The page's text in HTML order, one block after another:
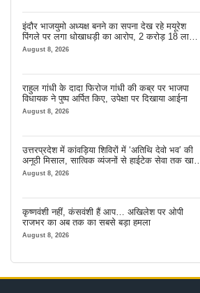
इंदौर भाजयुमो अध्यक्ष बनने का सपना देख रहे मयूरेश
पिंगले पर लगा धोखाधड़ी का आरोप, 2 करोड़ 18 लाख
लेने के बाद भी नहीं दिया जमीन का कब्जा
August 8, 2026
राहुल गांधी के दादा फिरोज गांधी की कब्र पर भाजपा
विधायक ने पुष्प अर्पित किए, उपेक्षा पर दिखाया आईना
August 8, 2026
उत्तरप्रदेश में कांवड़िया शिविरों में ‘अतिथि देवो भव’ की
अनूठी मिसाल, सात्विक व्यंजनों से हाईटेक सेवा तक खास
इंतजाम
August 8, 2026
कृष्णवंशी नहीं, कंसवंशी हैं आप… अखिलेश पर ओपी
राजभर का अब तक का सबसे बड़ा हमला
August 8, 2026